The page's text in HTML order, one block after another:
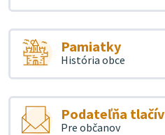
Pamiatky
História obce
Podateľňa tlačív
Pre občanov